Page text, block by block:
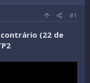
#1
(22 de